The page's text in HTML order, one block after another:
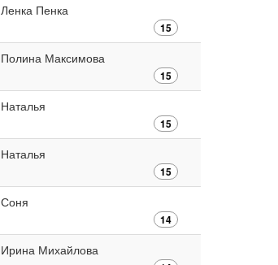
Ленка Пенка
15
Полина Максимова
15
Наталья
15
Наталья
15
Соня
14
Ирина Михайлова